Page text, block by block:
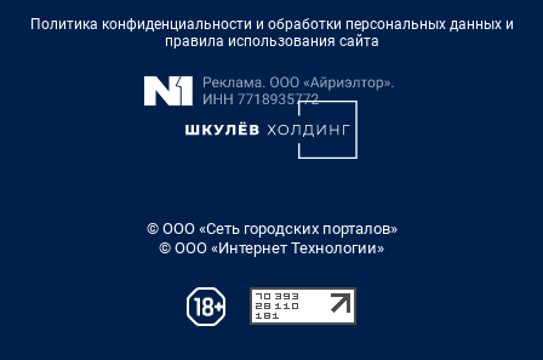
Политика конфиденциальности и обработки персональных данных и
правила использования сайта
© ООО «Сеть городских порталов»
© ООО «Интернет Технологии»